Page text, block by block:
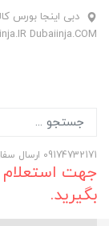
دبی اینجا بورس
Dubaiinja.COM
09174732171 ارسال سفارشات بصورت پس‌کرایه تیپاکس
جهت
بگیرید.